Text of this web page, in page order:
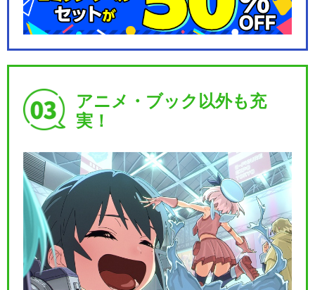
アニメ・ブック以外も充
実！